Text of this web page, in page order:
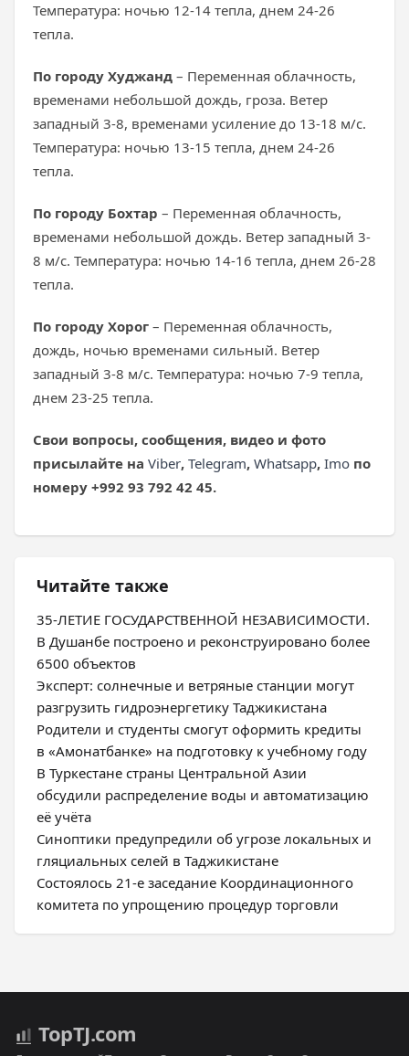
Температура: ночью 12-14 тепла, днем 24-26
тепла.
По городу Худжанд – Переменная облачность,
временами небольшой дождь, гроза. Ветер
западный 3-8, временами усиление до 13-18 м/с.
Температура: ночью 13-15 тепла, днем 24-26
тепла.
По городу Бохтар – Переменная облачность,
временами небольшой дождь. Ветер западный 3-
8 м/с. Температура: ночью 14-16 тепла, днем 26-28
тепла.
По городу Хорог – Переменная облачность,
дождь, ночью временами сильный. Ветер
западный 3-8 м/с. Температура: ночью 7-9 тепла,
днем 23-25 тепла.
Свои вопросы, сообщения, видео и фото
присылайте на Viber, Telegram, Whatsapp, Imo по
номеру +992 93 792 42 45.
Читайте также
35-ЛЕТИЕ ГОСУДАРСТВЕННОЙ НЕЗАВИСИМОСТИ.
В Душанбе построено и реконструировано более
6500 объектов
Эксперт: солнечные и ветряные станции могут
разгрузить гидроэнергетику Таджикистана
Родители и студенты смогут оформить кредиты
в «Амонатбанке» на подготовку к учебному году
В Туркестане страны Центральной Азии
обсудили распределение воды и автоматизацию
её учёта
Синоптики предупредили об угрозе локальных и
гляциальных селей в Таджикистане
Состоялось 21-е заседание Координационного
комитета по упрощению процедур торговли
TopTJ.com